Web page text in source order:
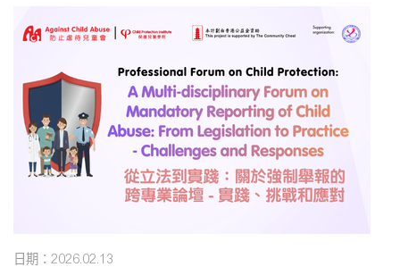
日期：2026.02.13